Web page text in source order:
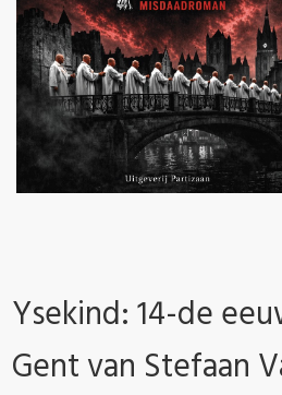
Ysekind: 14-de
Gent van Stefaan